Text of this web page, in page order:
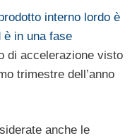
interno lordo è
è in una fase
di accelerazione visto
trimestre dell’anno
anche le